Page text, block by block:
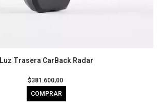
Luz Trasera CarBack Radar
$381.600,00